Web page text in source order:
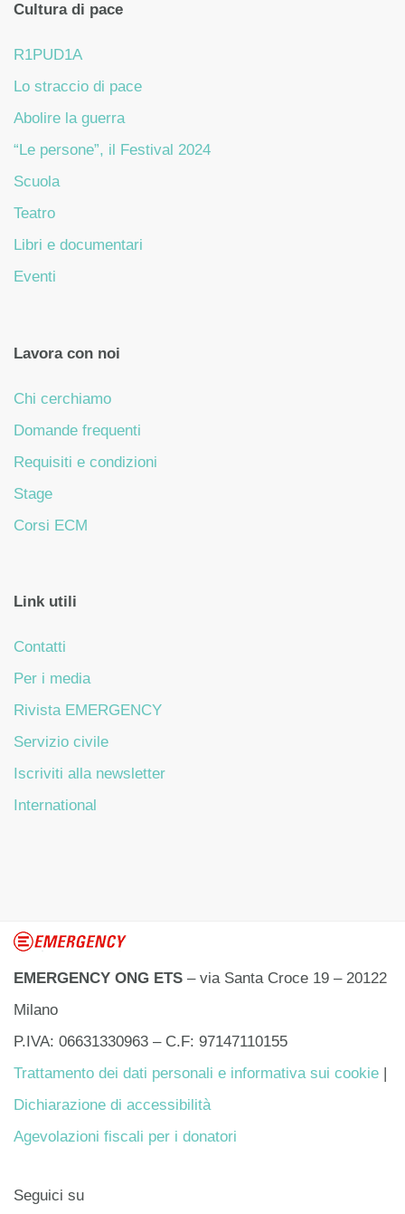
Cultura di pace
R1PUD1A
Lo straccio di pace
Abolire la guerra
“Le persone”, il Festival 2024
Scuola
Teatro
Libri e documentari
Eventi
Lavora con noi
Chi cerchiamo
Domande frequenti
Requisiti e condizioni
Stage
Corsi ECM
Link utili
Contatti
Per i media
Rivista EMERGENCY
Servizio civile
Iscriviti alla newsletter
International
EMERGENCY ONG ETS – via Santa Croce 19 – 20122
Milano
P.IVA: 06631330963 – C.F: 97147110155
Trattamento dei dati personali e informativa sui cookie |
Dichiarazione di accessibilità
Agevolazioni fiscali per i donatori
Seguici su